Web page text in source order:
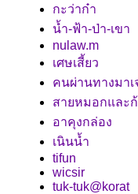
กะว่าก๋า
น้ำ-ฟ้า-ป่า-เขา
nulaw.m
เศษเสี้ยว
คนผ่านทางมาเ
สายหมอกและ
อาคุงกล่อง
เนินน้ำ
tifun
wicsir
tuk-tuk@korat